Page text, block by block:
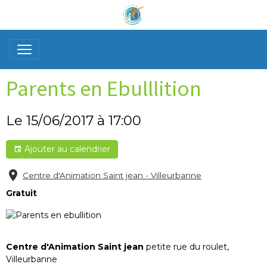
Parents en Ebulllition
Le 15/06/2017 à 17:00
Ajouter au calendrier
Centre d'Animation Saint jean - Villeurbanne
Gratuit
Centre d'Animation Saint jean petite rue du roulet,
Villeurbanne